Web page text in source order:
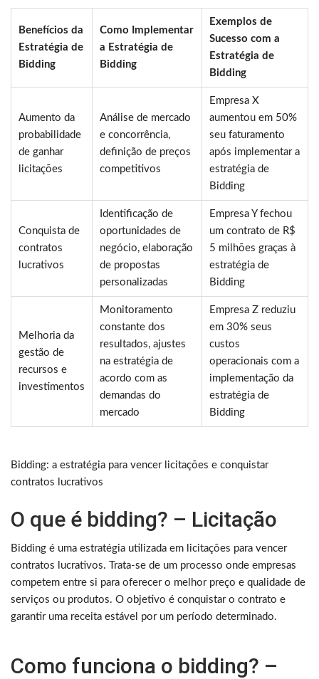
Benefícios da
Estratégia de
Bidding
Como Implementar
a Estratégia de
Bidding
Exemplos de
Sucesso com a
Estratégia de
Bidding
Aumento da
probabilidade
de ganhar
licitações
Análise de mercado
e concorrência,
definição de preços
competitivos
Empresa X
aumentou em 50%
seu faturamento
após implementar a
estratégia de
Bidding
Conquista de
contratos
lucrativos
Identificação de
oportunidades de
negócio, elaboração
de propostas
personalizadas
Empresa Y fechou
um contrato de R$
5 milhões graças à
estratégia de
Bidding
Melhoria da
gestão de
recursos e
investimentos
Monitoramento
constante dos
resultados, ajustes
na estratégia de
acordo com as
demandas do
mercado
Empresa Z reduziu
em 30% seus
custos
operacionais com a
implementação da
estratégia de
Bidding
Bidding: a estratégia para vencer licitações e conquistar
contratos lucrativos
O que é bidding? – Licitação
Bidding é uma estratégia utilizada em licitações para vencer
contratos lucrativos. Trata-se de um processo onde empresas
competem entre si para oferecer o melhor preço e qualidade de
serviços ou produtos. O objetivo é conquistar o contrato e
garantir uma receita estável por um período determinado.
Como funciona o bidding? –